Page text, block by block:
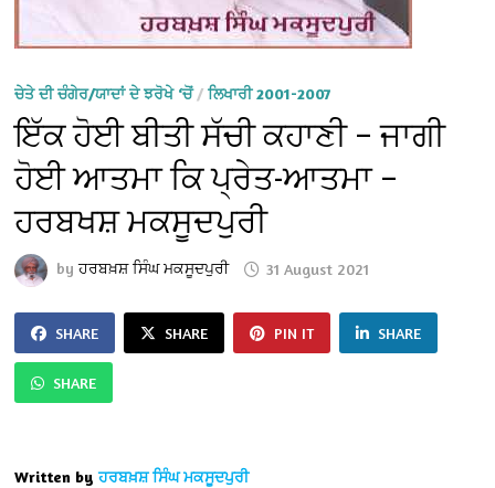
ਚੇਤੇ ਦੀ ਚੰਗੇਰ/ਯਾਦਾਂ ਦੇ ਝਰੋਖੇ ‘ਚੋਂ/ਲਿਖਾਰੀ 2001-2007
ਇੱਕ ਹੋਈ ਬੀਤੀ ਸੱਚੀ ਕਹਾਣੀ – ਜਾਗੀ
ਹੋਈ ਆਤਮਾ ਕਿ ਪ੍ਰੇਤ-ਆਤਮਾ –
ਹਰਬਖਸ਼ ਮਕਸੂਦਪੁਰੀ
byਹਰਬਖ਼ਸ਼ ਸਿੰਘ ਮਕਸੂਦਪੁਰੀ 31 August 2021
SHARE SHARE PIN IT SHARE
SHARE
Written by ਹਰਬਖ਼ਸ਼ ਸਿੰਘ ਮਕਸੂਦਪੁਰੀ